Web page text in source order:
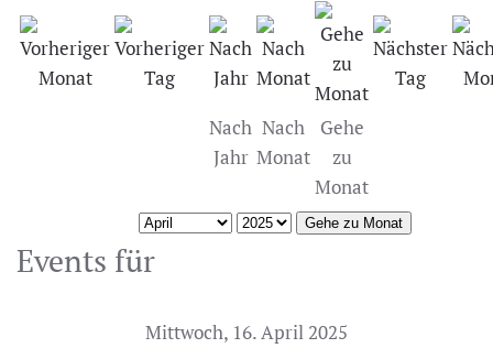
Nach
Jahr
Nach
Monat
Gehe
zu
Monat
Gehe zu Monat
Events für
Mittwoch, 16. April 2025